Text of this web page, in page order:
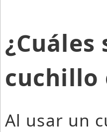
cuchillo
Al usar un